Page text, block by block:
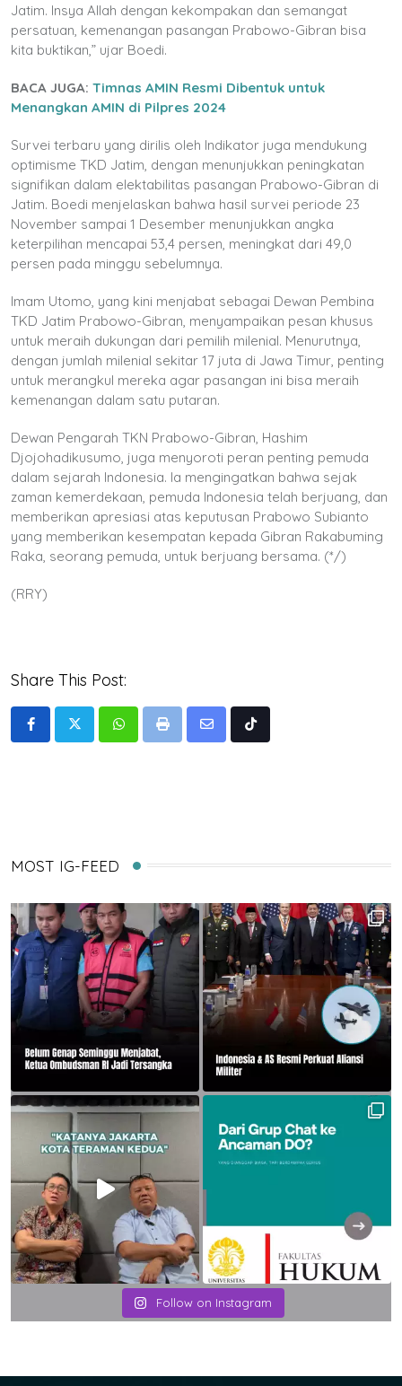
Jatim. Insya Allah dengan kekompakan dan semangat
persatuan, kemenangan pasangan Prabowo-Gibran bisa
kita buktikan,” ujar Boedi.
BACA JUGA: Timnas AMIN Resmi Dibentuk untuk
Menangkan AMIN di Pilpres 2024
Survei terbaru yang dirilis oleh Indikator juga mendukung
optimisme TKD Jatim, dengan menunjukkan peningkatan
signifikan dalam elektabilitas pasangan Prabowo-Gibran di
Jatim. Boedi menjelaskan bahwa hasil survei periode 23
November sampai 1 Desember menunjukkan angka
keterpilihan mencapai 53,4 persen, meningkat dari 49,0
persen pada minggu sebelumnya.
Imam Utomo, yang kini menjabat sebagai Dewan Pembina
TKD Jatim Prabowo-Gibran, menyampaikan pesan khusus
untuk meraih dukungan dari pemilih milenial. Menurutnya,
dengan jumlah milenial sekitar 17 juta di Jawa Timur, penting
untuk merangkul mereka agar pasangan ini bisa meraih
kemenangan dalam satu putaran.
Dewan Pengarah TKN Prabowo-Gibran, Hashim
Djojohadikusumo, juga menyoroti peran penting pemuda
dalam sejarah Indonesia. Ia mengingatkan bahwa sejak
zaman kemerdekaan, pemuda Indonesia telah berjuang, dan
memberikan apresiasi atas keputusan Prabowo Subianto
yang memberikan kesempatan kepada Gibran Rakabuming
Raka, seorang pemuda, untuk berjuang bersama. (*/)
(RRY)
Share This Post:
WhatsappPrint
Share
Tiktok
MOST IG-FEED
Follow on Instagram